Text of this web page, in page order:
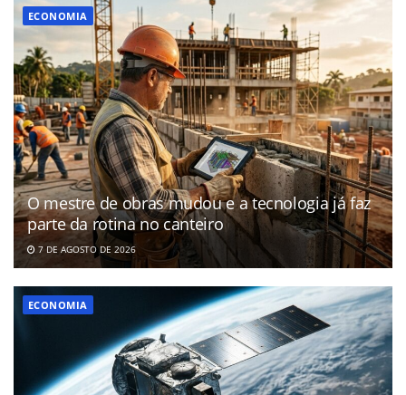
ECONOMIA
O mestre de obras mudou e a tecnologia já faz
parte da rotina no canteiro
7 DE AGOSTO DE 2026
ECONOMIA